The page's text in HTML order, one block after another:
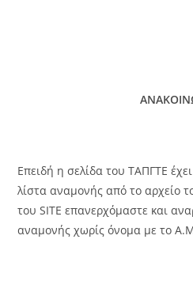
Επειδή η σελίδα του ΤΑΠΓΤΕ
λίστα αναμονής από το αρχείο
του SITE επανερχόμαστε και
αναμονής χωρίς όνομα με το